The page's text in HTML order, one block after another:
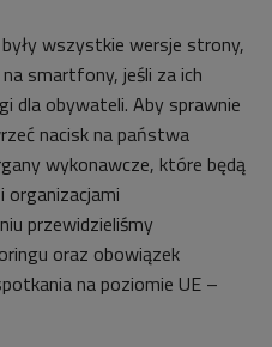
wszystkie wersje strony,
smartfony, jeśli za ich
dla obywateli. Aby sprawnie
nacisk na państwa
wykonawcze, które będą
organizacjami
przewidzieliśmy
oraz obowiązek
na poziomie UE –